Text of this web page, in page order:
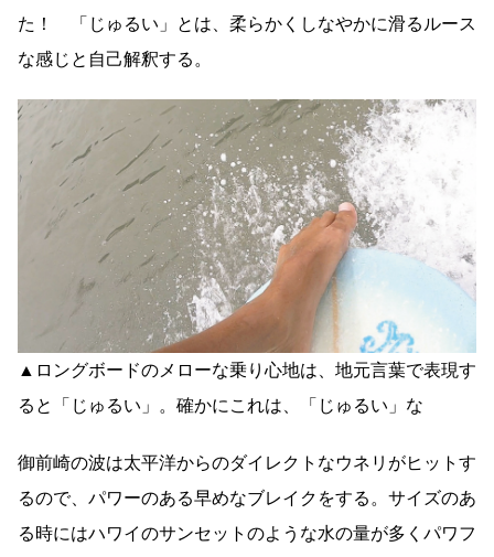
た！ 「じゅるい」とは、柔らかくしなやかに滑るルース
な感じと自己解釈する。
▲ロングボードのメローな乗り心地は、地元言葉で表現す
ると「じゅるい」。確かにこれは、「じゅるい」な
御前崎の波は太平洋からのダイレクトなウネリがヒットす
るので、パワーのある早めなブレイクをする。サイズのあ
る時にはハワイのサンセットのような水の量が多くパワフ